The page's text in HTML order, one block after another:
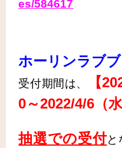
es/584617
ホーリンラブ
受付期間は、 【
0～2022/4/6（
抽選での受付と